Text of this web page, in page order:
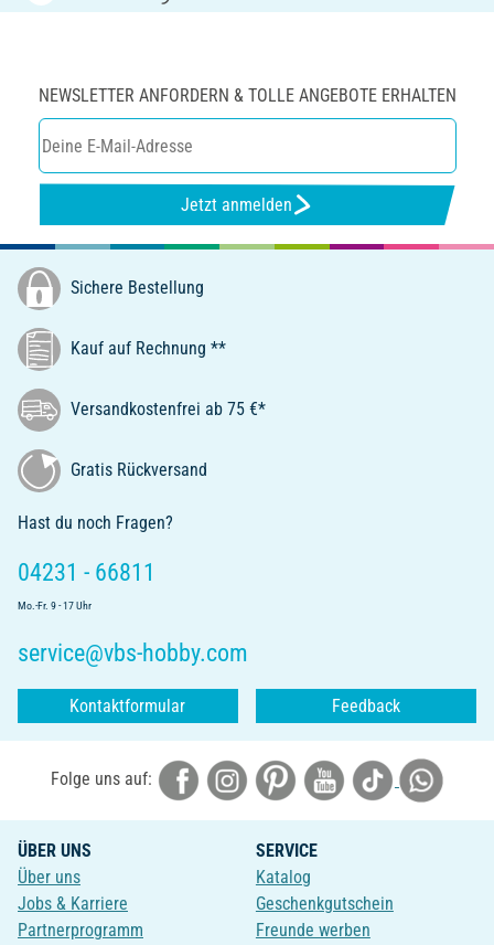
NEWSLETTER ANFORDERN & TOLLE ANGEBOTE ERHALTEN
Jetzt anmelden
Sichere Bestellung
Kauf auf Rechnung **
Versandkostenfrei ab 75 €*
Gratis Rückversand
Hast du noch Fragen?
04231 - 66811
Mo.-Fr. 9 - 17 Uhr
service@vbs-hobby.com
Kontaktformular Feedback
Folge uns auf:
ÜBER UNS
Über uns
Jobs & Karriere
Partnerprogramm
SERVICE
Katalog
Geschenkgutschein
Freunde werben